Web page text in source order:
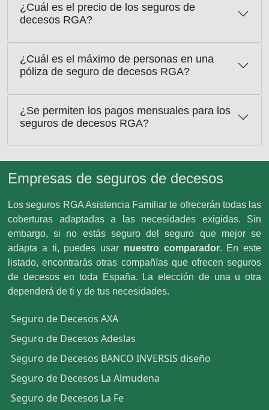
¿Cuál es el precio de los seguros de
decesos RGA?
¿Cuál es el máximo de personas en una
póliza de seguro de decesos RGA?
¿Se permiten los pagos mensuales para los
seguros de decesos RGA?
Empresas de seguros de decesos
Los seguros RGA Asistencia Familiar te ofrecerán todas las
coberturas adaptadas a las necesidades exigidas. Sin
embargo, si no estás seguro del seguro que mejor se
adapta a ti, puedes usar nuestro comparador. En este
listado, encontrarás otras compañías que ofrecen seguros
de decesos en toda España. La elección de una u otra
dependerá de ti y de tus necesidades.
Seguro de Decesos AXA
Seguro de Decesos Adeslas
Seguro de Decesos BANCO INVERSIS diseño
Seguro de Decesos La Almudena
Seguro de Decesos La Fe